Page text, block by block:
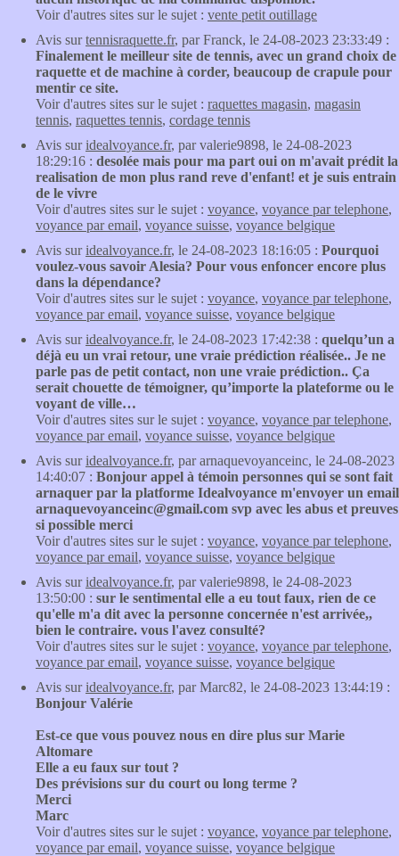
Voir d'autres sites sur le sujet : vente petit outillage
Avis surtennisraquette.fr, par Franck, le 24-08-2023 23:33:49 :
Finalement le meilleur site de tennis, avec un grand choix de
raquette et de machine à corder, beaucoup de crapule pour
mentir ce site.
Voir d'autres sites sur le sujet : raquettes magasin, magasin
tennis, raquettes tennis, cordage tennis
Avis suridealvoyance.fr, par valerie9898, le 24-08-2023
18:29:16 : desolée mais pour ma part oui on m'avait prédit la
realisation de mon plus rand reve d'enfant! et je suis entrain
de le vivre
Voir d'autres sites sur le sujet : voyance, voyance par telephone,
voyance par email, voyance suisse, voyance belgique
Avis suridealvoyance.fr, le 24-08-2023 18:16:05 : Pourquoi
voulez-vous savoir Alesia? Pour vous enfoncer encore plus
dans la dépendance?
Voir d'autres sites sur le sujet : voyance, voyance par telephone,
voyance par email, voyance suisse, voyance belgique
Avis suridealvoyance.fr, le 24-08-2023 17:42:38 : quelqu’un a
déjà eu un vrai retour, une vraie prédiction réalisée.. Je ne
parle pas de petit contact, non une vraie prédiction.. Ça
serait chouette de témoigner, qu’importe la plateforme ou le
voyant de ville…
Voir d'autres sites sur le sujet : voyance, voyance par telephone,
voyance par email, voyance suisse, voyance belgique
Avis suridealvoyance.fr, par arnaquevoyanceinc, le 24-08-2023
14:40:07 : Bonjour appel à témoin personnes qui se sont fait
arnaquer par la platforme Idealvoyance m'envoyer un email
arnaquevoyanceinc@gmail.com svp avec les abus et preuves
si possible merci
Voir d'autres sites sur le sujet : voyance, voyance par telephone,
voyance par email, voyance suisse, voyance belgique
Avis suridealvoyance.fr, par valerie9898, le 24-08-2023
13:50:00 : sur le sentimental elle a eu tout faux, rien de ce
qu'elle m'a dit avec la personne concernée n'est arrivée,,
bien le contraire. vous l'avez consulté?
Voir d'autres sites sur le sujet : voyance, voyance par telephone,
voyance par email, voyance suisse, voyance belgique
Avis suridealvoyance.fr, par Marc82, le 24-08-2023 13:44:19 :
Bonjour Valérie
Est-ce que vous pouvez nous en dire plus sur Marie
Altomare
Elle a eu faux sur tout ?
Des prévisions sur du court ou long terme ?
Merci
Marc
Voir d'autres sites sur le sujet : voyance, voyance par telephone,
voyance par email, voyance suisse, voyance belgique